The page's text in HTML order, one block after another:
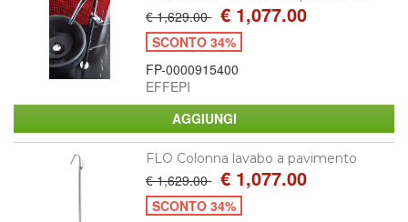
€ 1,629.00 € 1,077.00
SCONTO 34%
FP-0000915400
EFFEPI
FLO Colonna lavabo a pavimento
€ 1,629.00 € 1,077.00
SCONTO 34%